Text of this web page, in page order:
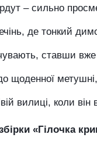
– сильно
де тонкий
ставши
щоденної
вилиці, коли він
«Гілочка